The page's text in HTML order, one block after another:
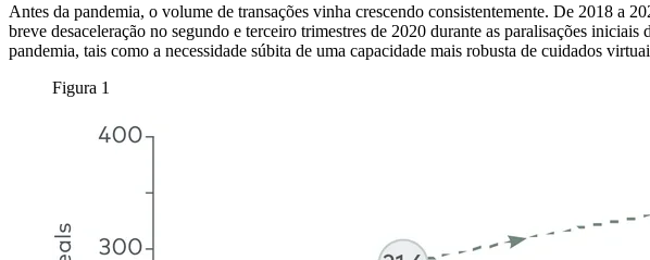
Antes da pandemia, o volume de transações vinha crescendo consistentemente. De 2018 a
breve desaceleração no segundo e terceiro trimestres de 2020 durante as paralisações
pandemia, tais como a necessidade súbita de uma capacidade mais robusta de cuidados
Figura 1
Imagem